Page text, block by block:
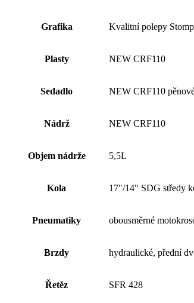
Grafika Kvalitní polepy Stomp
Plasty NEW CRF110
Sedadlo NEW CRF110
Nádrž NEW CRF110
Objem nádrže 5,5L
Kola 17"/14" SDG středy
Pneumatiky obousměrné
Brzdy hydraulické, přední
Řetěz SFR 428